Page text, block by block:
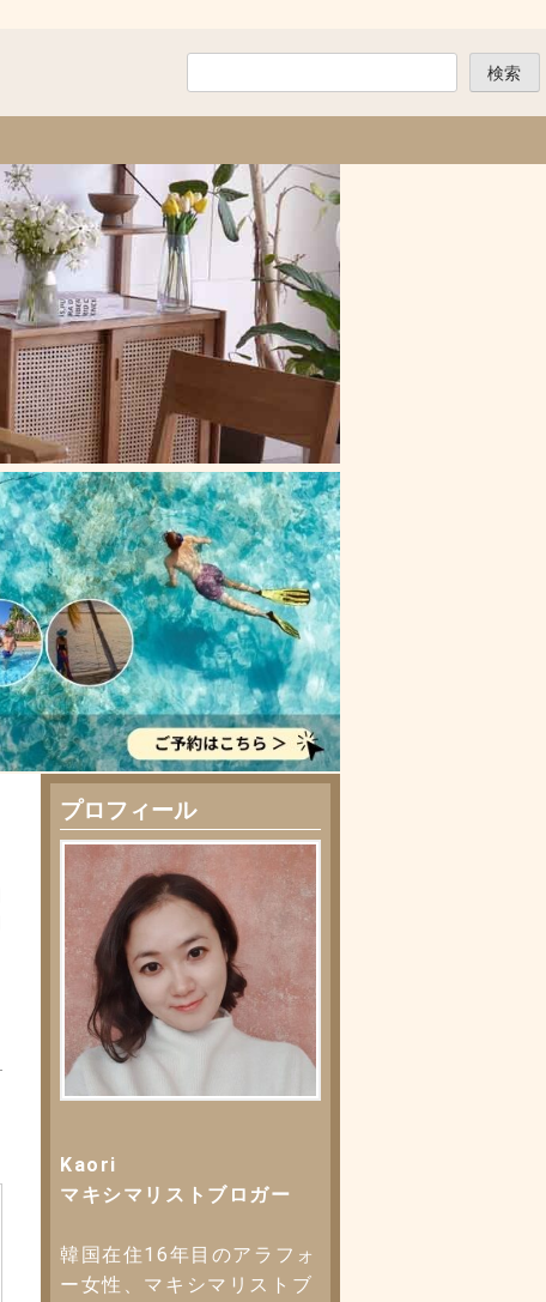
索
検索
プロフィール
Kaori
マキシマリストブロガー
韓国在住16年目のアラフォ
ー女性、マキシマリストブ